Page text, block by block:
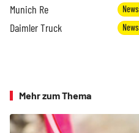
Munich Re News
Daimler Truck News
Mehr zum Thema